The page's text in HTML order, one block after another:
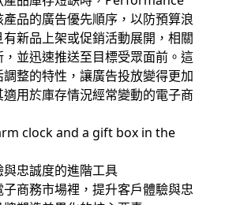
品的廣告優先順序，以防預算浪
新品上架或促銷活動展開，相關
並迅速推送至目標受眾面前。這
整的特性，讓廣告投放變得更加
用於庫存情況經常變動的電子商
忠誠度的進階工具
商務市場裡，提升客戶體驗與忠